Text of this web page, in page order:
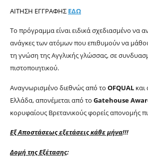
ΑΙΤΗΣΗ ΕΓΓΡΑΦΗΣ ΕΔΩ
Το πρόγραμμαείναι ειδικά σχεδιασμένο να
ανάγκες των ατόμων που επιθυμούν να
τη γνώση της Αγγλικής γλώσσας, σε
πιστοποιητικού.
Αναγνωρισμένο διεθνώς από το OFQUAL και
Ελλάδα, απονέμεται από το Gatehouse
κορυφαίους Βρετανικούς φορείς απονομής
Εξ Αποστάσεως εξετάσεις κάθε μήνα!!!
Δομή της Εξέτασης: